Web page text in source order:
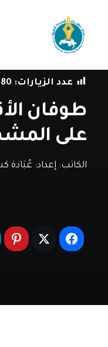
فيندوات
عدد الزيارات:
طوفان
على
الكاتب: إعداد: عُبَادة